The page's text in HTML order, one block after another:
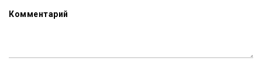
Комментарий